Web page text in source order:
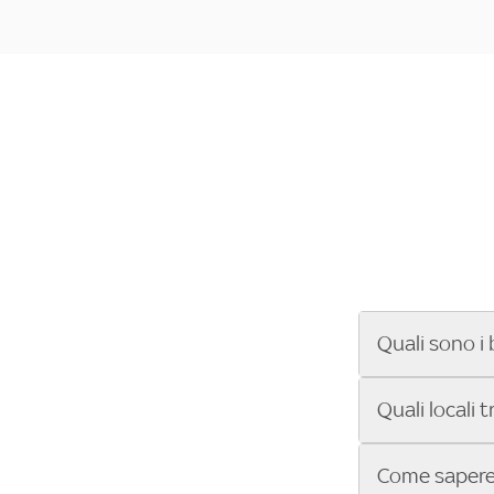
Quali sono i
Se cerchi un
ENILIVE, la
Sky Bar ti
Quali locali
Vuoi sapere
Come